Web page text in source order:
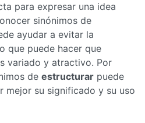
para expresar una idea
sinónimos de
ayudar a evitar la
que puede hacer que
variado y atractivo. Por
de estructurar puede
mejor su significado y su uso